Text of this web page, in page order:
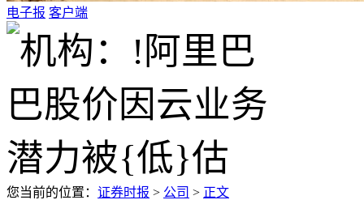
电子报 客户端
您当前的位置： 证券时报 > 公司 > 正文